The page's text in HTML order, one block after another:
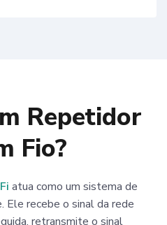
Repetidor
Fio?
atua como um sistema de
Ele recebe o sinal da rede
retransmite o sinal